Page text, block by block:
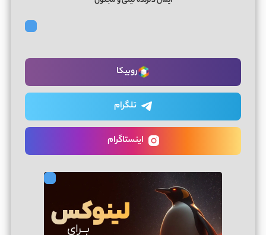
روبیکا
تلگرام
اینستاگرام